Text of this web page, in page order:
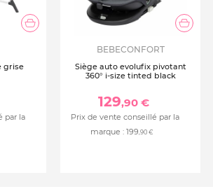
grise
par la
BEBECONFORT
Siège auto evolufix pivotant
360° i-size tinted black
129,90 €
Prix de vente conseillé par la
marque : 199,90 €